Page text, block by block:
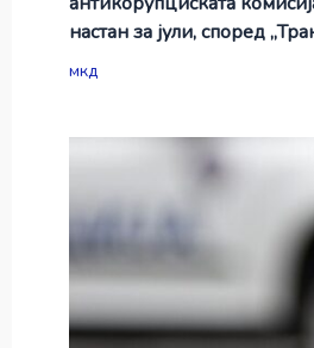
настан за јули, според
мкд